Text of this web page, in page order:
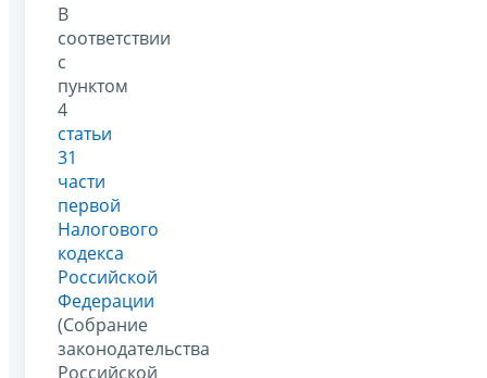
В
соответствии
с
пунктом
4
статьи
31
части
первой
Налогового
кодекса
Российской
Федерации
(Собрание
законодательства
Российской